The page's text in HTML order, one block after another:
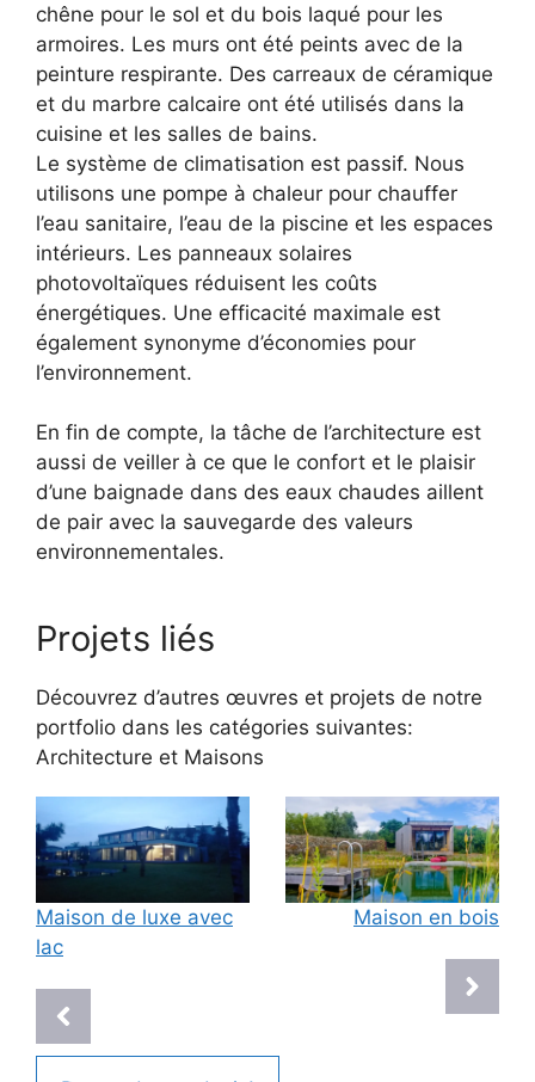
chêne pour le sol et du bois laqué pour les
armoires. Les murs ont été peints avec de la
peinture respirante. Des carreaux de céramique
et du marbre calcaire ont été utilisés dans la
cuisine et les salles de bains.
Le système de climatisation est passif. Nous
utilisons une pompe à chaleur pour chauffer
l’eau sanitaire, l’eau de la piscine et les espaces
intérieurs. Les panneaux solaires
photovoltaïques réduisent les coûts
énergétiques. Une efficacité maximale est
également synonyme d’économies pour
l’environnement.
En fin de compte, la tâche de l’architecture est
aussi de veiller à ce que le confort et le plaisir
d’une baignade dans des eaux chaudes aillent
de pair avec la sauvegarde des valeurs
environnementales.
Projets liés
Découvrez d’autres œuvres et projets de notre
portfolio dans les catégories suivantes:
Architecture et Maisons
Maison de luxe avec
lac
Maison en bois